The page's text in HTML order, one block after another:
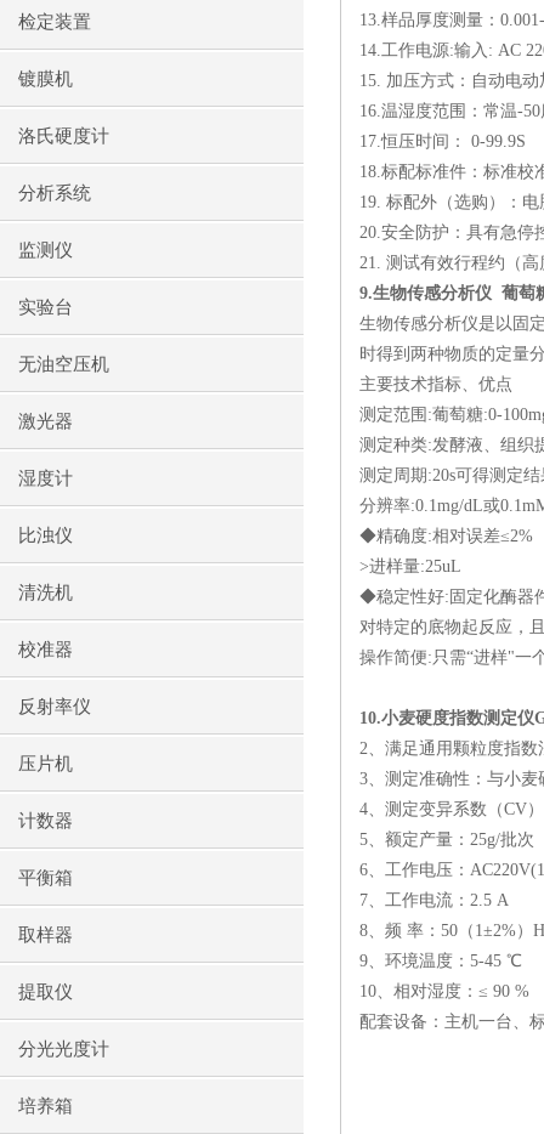
检定装置
镀膜机
洛氏硬度计
分析系统
监测仪
实验台
无油空压机
激光器
湿度计
比浊仪
清洗机
校准器
反射率仪
压片机
计数器
平衡箱
取样器
提取仪
分光光度计
培养箱
13.样品厚度测量：
14.工作电源:输入 : AC
15. 加压方式：自动电动
16.温湿度范围：常温-50
17.恒压时间：
0-99.9S
18.标配标准件：标准校
19. 标配外（选购）：电
20.安全防护：具有急停
21. 测试有效行程约（高
9.生物传感分析仪 葡萄
生物传感分析仪是以固
时得到两种物质的定量
主要技术指标、优点
测定范围 :葡萄糖:0-
测定种类:发酵液、组织
测定周期 :20s可得测定
分辨率:0.1mg/dL或
◆精确度:相对误差≤2%
>进样量:25uL
◆稳定性好: 固定化酶器
对特定的底物起反应，
操作简便: 只需“进样"一
10.小麦硬度指数测定仪
2、满足通用颗粒度指数
3、测定准确性：与小
4、测定变异系数（CV
5、额定产量： 25g/批次
6、工作电压： AC220V(1
7、工作电流： 2.5 A
8、频 率： 50 （ 1±2%）
9、环境温度： 5-45 ℃
10、相对湿度：≤ 90 %
配套设备：主机一台、